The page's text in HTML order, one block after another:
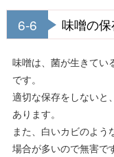
6-6 味噌の
味噌は、菌が生きてい
です。
適切な保存をしないと
あります。
また、白いカビのよう
場合が多いので無害で